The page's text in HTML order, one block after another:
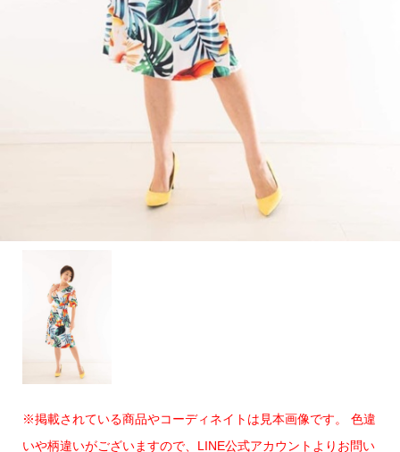
※掲載されている商品やコーディネイトは見本画像です。 色違
いや柄違いがございますので、LINE公式アカウントよりお問い